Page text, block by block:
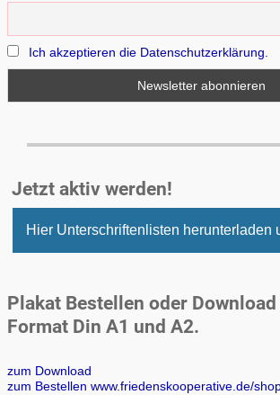
Ich akzeptieren die Datenschutzerklärung.
Jetzt aktiv werden!
Hier Unterschriftenlisten herunterladen
Plakat Bestellen oder
Format Din A1 und A2.
zum Download
zum Bestellen www.friedenskooperative.de/